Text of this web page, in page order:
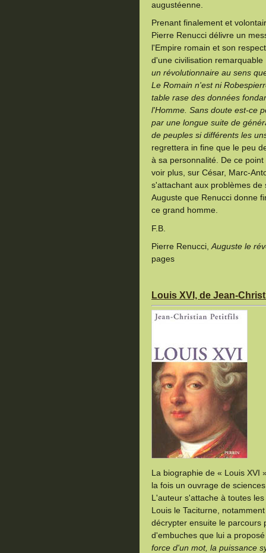
augustéenne.
Prenant finalement et
Pierre Renucci délivre un
l'Empire romain et son
d'une civilisation
un révolutionnaire au sens
Le Romain n'est ni
table rase des données
l'Homme. Sans doute est-ce
par une longue suite de
de peuples si différents les
regrettera in fine que le peu
à sa personnalité. De ce
voir plus, sur César, Marc-
s'attachant aux problèmes
Auguste que Renucci donne
ce grand homme.
F.B.
Pierre Renucci,Auguste le
pages
Louis XVI, de Jean-
La biographie de « Louis XVI
la fois un ouvrage de
L'auteur s'attache à toutes
Louis le Taciturne,
décrypter ensuite le parcours
d'embuches que lui a
force d'un mot, la puissance